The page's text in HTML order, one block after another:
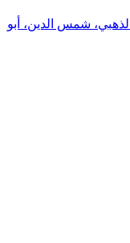
شمس الدين، أبو